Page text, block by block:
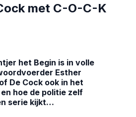
met C-O-C-K
het Begin is in volle
Esther
De Cock ook in het
hoe de politie zelf
serie kijkt…